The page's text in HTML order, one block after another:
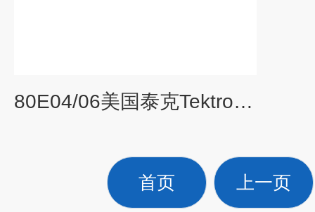
80E04/06美国泰克Tektronix80E04示波器光电模块
首页 上一页